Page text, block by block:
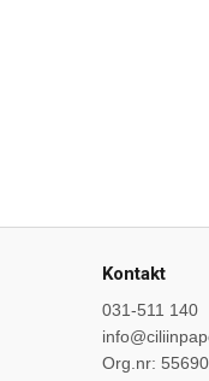
Kontakt
031-511 140
Org.nr: